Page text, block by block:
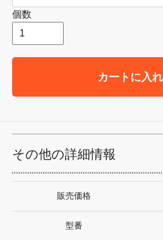
個数
カートに入
その他の詳細情報
販売価格
型番